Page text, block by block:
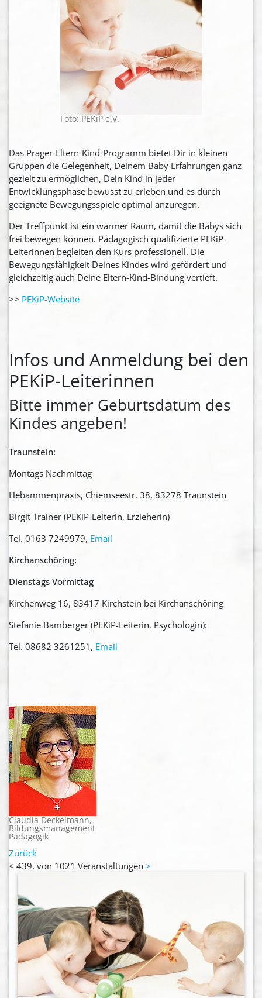
Foto: PEKiP e.V.
Das Prager-Eltern-Kind-Programm bietet Dir in kleinen
Gruppen die Gelegenheit, Deinem Baby Erfahrungen ganz
gezielt zu ermöglichen, Dein Kind in jeder
Entwicklungsphase bewusst zu erleben und es durch
geeignete Bewegungsspiele optimal anzuregen.
Der Treffpunkt ist ein warmer Raum, damit die Babys sich
frei bewegen können. Pädagogisch qualifizierte PEKiP-
Leiterinnen begleiten den Kurs professionell. Die
Bewegungsfähigkeit Deines Kindes wird gefördert und
gleichzeitig auch Deine Eltern-Kind-Bindung vertieft.
>> PEKiP-Website
Infos und Anmeldung bei den
PEKiP-Leiterinnen
Bitte immer Geburtsdatum des
Kindes angeben!
Traunstein:
Montags Nachmittag
Hebammenpraxis, Chiemseestr. 38, 83278 Traunstein
Birgit Trainer (PEKiP-Leiterin, Erzieherin)
Tel. 0163 7249979, Email
Kirchanschöring:
Dienstags Vormittag
Kirchenweg 16, 83417 Kirchstein bei Kirchanschöring
Stefanie Bamberger (PEKiP-Leiterin, Psychologin):
Tel. 08682 3261251, Email
Claudia Deckelmann,
Bildungsmanagement
Pädagogik
Zurück
< 439. von 1021 Veranstaltungen >